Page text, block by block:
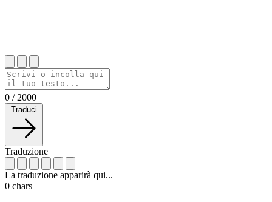
0 / 2000
Traduci
Traduzione
La traduzione apparirà qui...
0 chars